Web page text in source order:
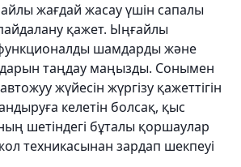
жағдай жасау үшін сапалы
қажет. Ыңғайлы
шамдарды және
таңдау маңызды. Сонымен
жүйесін жүргізу қажеттігін
келетін болсақ, қыс
шетіндегі бұталы қоршаулар
техникасынан зардап шекпеуі